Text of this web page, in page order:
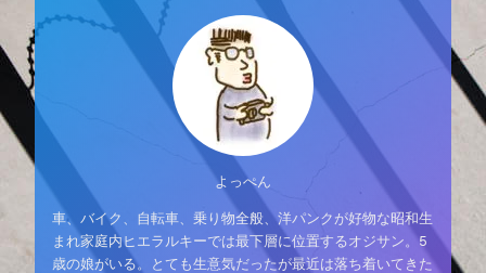
よっぺん
車、バイク、自転車、乗り物全般、洋パンクが好物な昭和生
まれ家庭内ヒエラルキーでは最下層に位置するオジサン。5
歳の娘がいる。とても生意気だったが最近は落ち着いてきた